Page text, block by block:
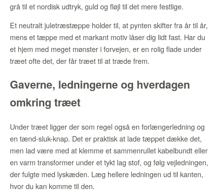
grå til et nordisk udtryk, guld og fløjl til det mere festlige.
Et neutralt juletræstæppe holder til, at pynten skifter fra år til år,
mens et tæppe med et markant motiv låser dig lidt fast. Har du
et hjem med meget mønster i forvejen, er en rolig flade under
træet ofte det, der får træet til at træde frem.
Gaverne, ledningerne og hverdagen
omkring træet
Under træet ligger der som regel også en forlængerledning og
en tænd-sluk-knap. Det er praktisk at lade tæppet dække det,
men lad være med at klemme et sammenrullet kabelbundt eller
en varm transformer under et tykt lag stof, og følg vejledningen,
der fulgte med lyskæden. Læg hellere ledningen ud til kanten,
hvor du kan komme til den.